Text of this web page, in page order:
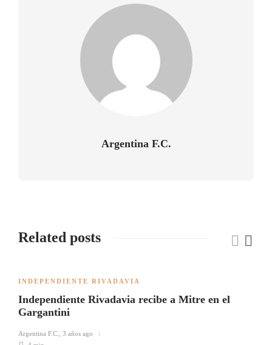
Argentina F.C.
Related posts
INDEPENDIENTE RIVADAVIA
Independiente Rivadavia recibe a Mitre en el
Gargantini
Argentina F.C.
3 años ago